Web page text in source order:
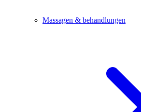
Massagen & behandlungen